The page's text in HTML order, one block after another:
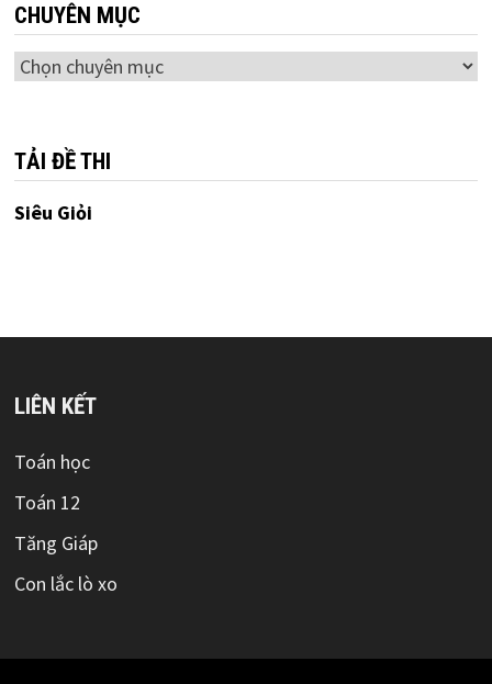
CHUYÊN MỤC
Chuyên
TẢI ĐỀ THI
Siêu Giỏi
LIÊN KẾT
Toán học
Toán 12
Tăng Giáp
Con lắc lò xo